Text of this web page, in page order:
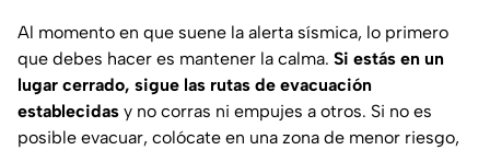
Al momento en que suene la alerta sísmica, lo primero
que debes hacer es mantener la calma. Si estás en un
lugar cerrado, sigue las rutas de evacuación
establecidas y no corras ni empujes a otros. Si no es
posible evacuar, colócate en una zona de menor riesgo,